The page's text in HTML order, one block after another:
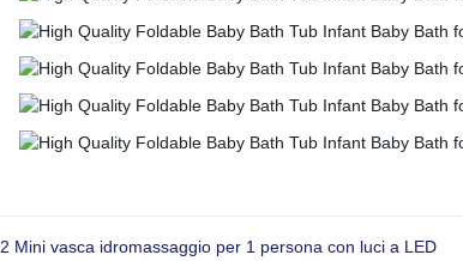
Mini vasca idromassaggio per 1 persona con luci a LED